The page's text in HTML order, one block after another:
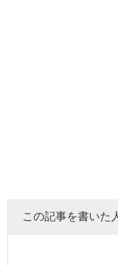
この記事を書いた人